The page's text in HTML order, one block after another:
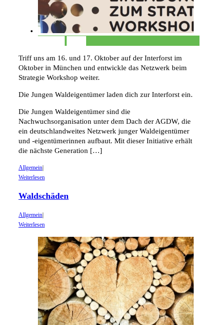
Triff uns am 16. und 17. Oktober auf der Interforst im
Oktober in München und entwickle das Netzwerk beim
Strategie Workshop weiter.
Die Jungen Waldeigentümer laden dich zur Interforst ein.
Die Jungen Waldeigentümer sind die
Nachwuchsorganisation unter dem Dach der AGDW, die
ein deutschlandweites Netzwerk junger Waldeigentümer
und -eigentümerinnen aufbaut. Mit dieser Initiative erhält
die nächste Generation […]
Allgemein
Weiterlesen
Waldschäden
Allgemein|
Weiterlesen